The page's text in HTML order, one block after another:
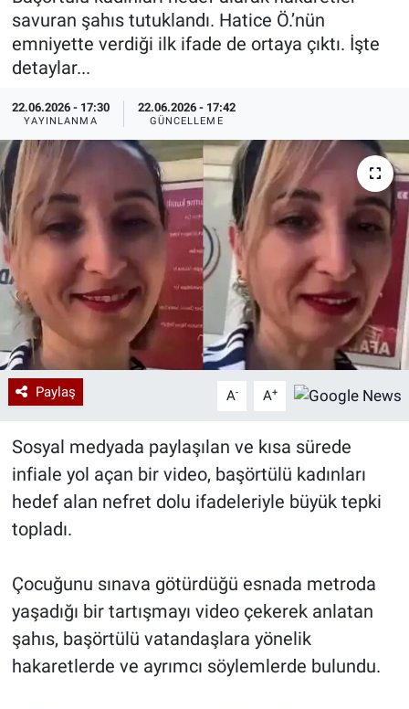
savuran şahıs tutuklandı. Hatice Ö.’nün
emniyette verdiği ilk ifade de ortaya çıktı. İşte
detaylar...
22.06.2026 - 17:30
YAYINLANMA
22.06.2026 - 17:42
GÜNCELLEME
Paylaş A- A+
Sosyal medyada paylaşılan ve kısa sürede
infiale yol açan bir video, başörtülü kadınları
hedef alan nefret dolu ifadeleriyle büyük tepki
topladı.
Çocuğunu sınava götürdüğü esnada metroda
yaşadığı bir tartışmayı video çekerek anlatan
şahıs, başörtülü vatandaşlara yönelik
hakaretlerde ve ayrımcı söylemlerde bulundu.
Özel Haberler
Yazarlar
Dünya
Medya
Özel Haberler
Kadın
Erişim Bilgileri
Sağlık
Teknoloji
Ramazan
Haber Arşivi